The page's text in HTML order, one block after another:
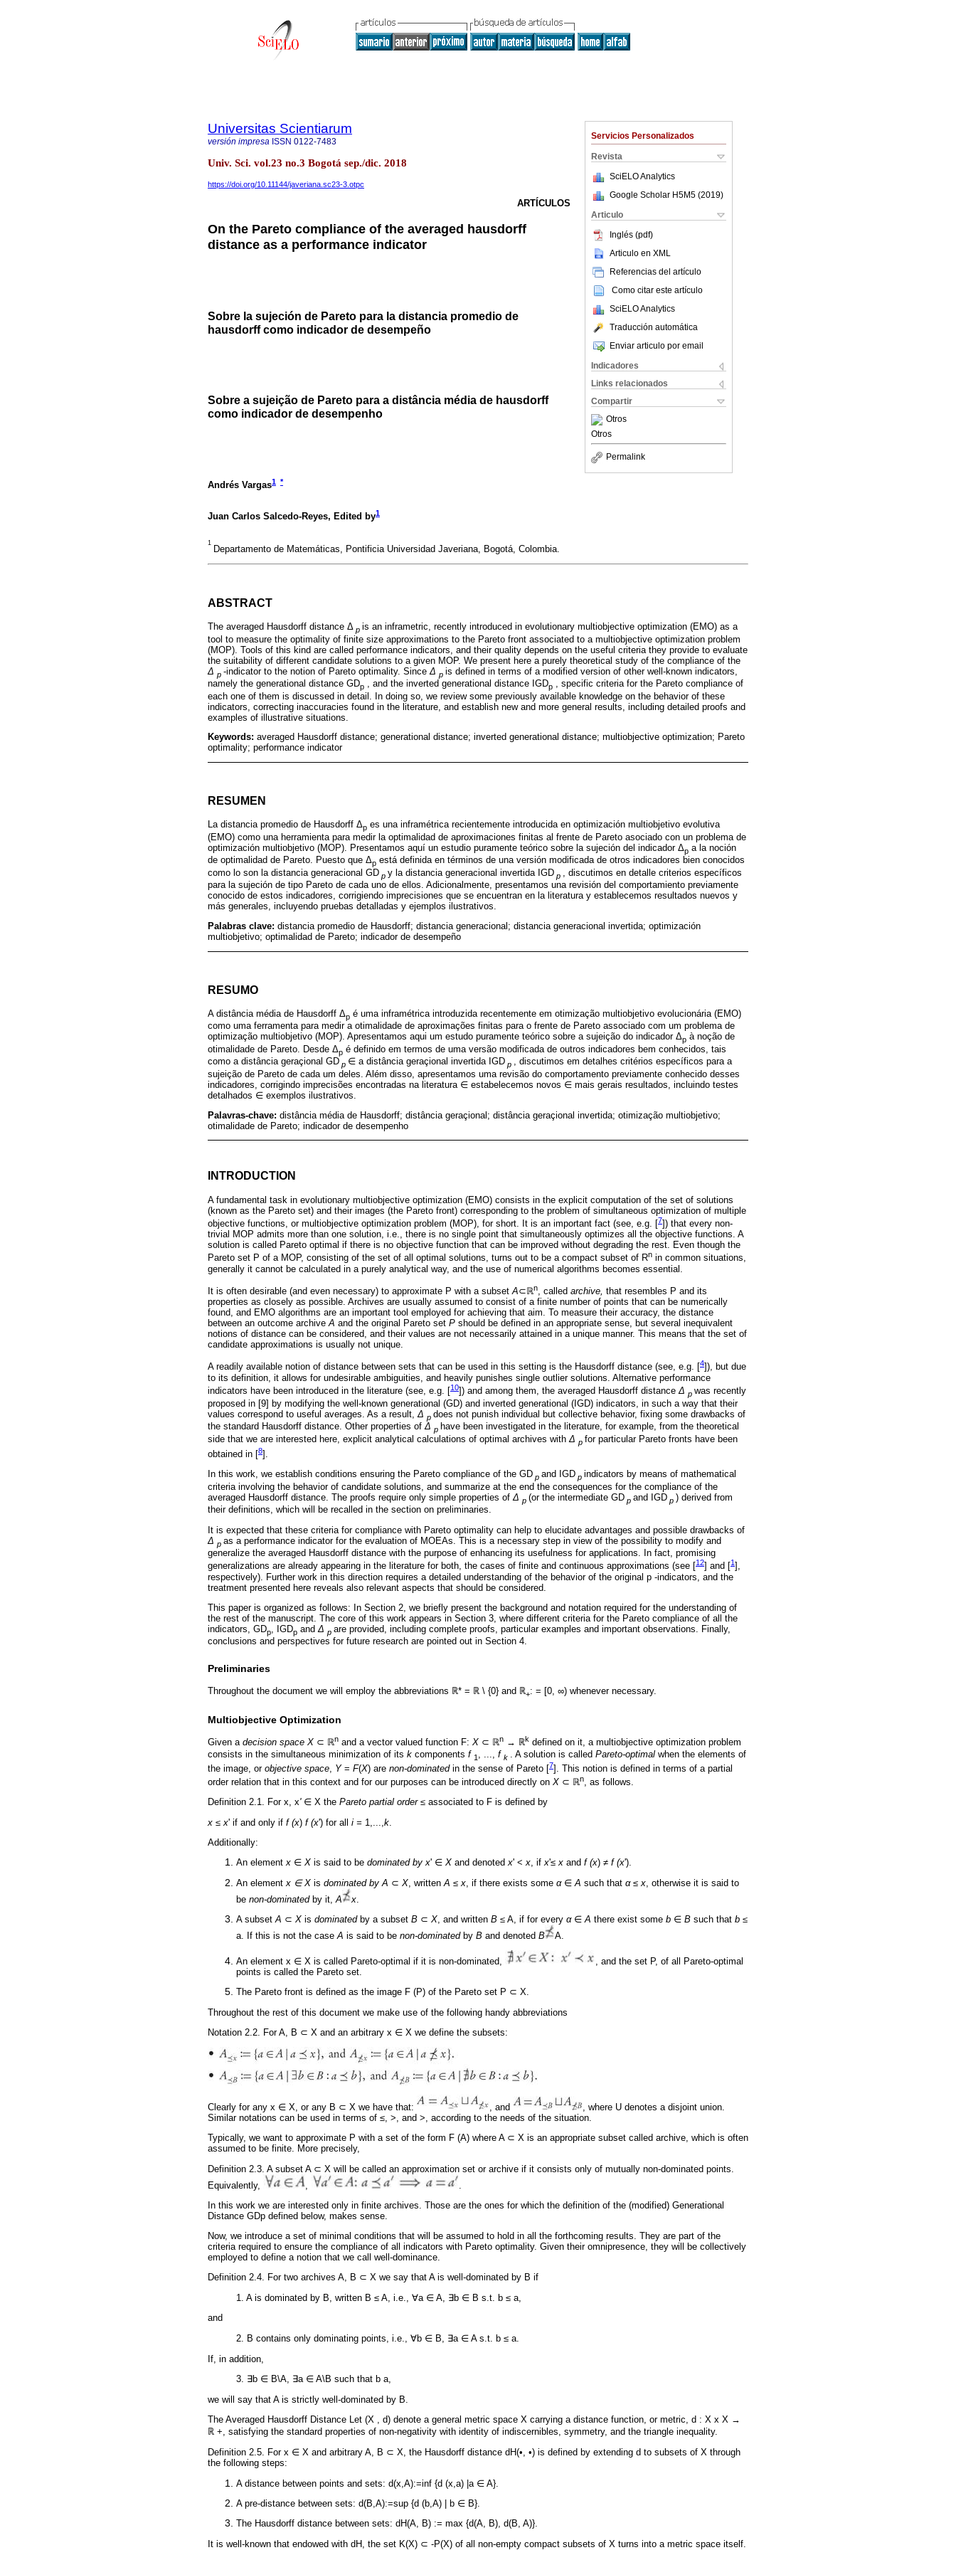
Servicios Personalizados
Revista
SciELO Analytics
Google Scholar H5M5 (2019)
Articulo
Inglés (pdf)
Articulo en XML
Referencias del artículo
Como citar este artículo
SciELO Analytics
Traducción automática
Enviar articulo por email
Indicadores
Links relacionados
Compartir
Otros
Otros
Permalink
Universitas Scientiarum
versión impresa ISSN 0122-7483
Univ. Sci. vol.23 no.3 Bogotá sep./dic. 2018
https://doi.org/10.11144/javeriana.sc23-3.otpc
ARTÍCULOS
On the Pareto compliance of the averaged hausdorff
distance as a performance indicator
Sobre la sujeción de Pareto para la distancia promedio de
hausdorff como indicador de desempeño
Sobre a sujeição de Pareto para a distância média de hausdorff
como indicador de desempenho
Andrés Vargas1 *
Juan Carlos Salcedo-Reyes, Edited by1
1
Departamento de Matemáticas, Pontificia Universidad Javeriana, Bogotá, Colombia.
ABSTRACT
The averaged Hausdorff distance Δ p is an inframetric, recently introduced in evolutionary multiobjective optimization (EMO) as a
tool to measure the optimality of finite size approximations to the Pareto front associated to a multiobjective optimization problem
(MOP). Tools of this kind are called performance indicators, and their quality depends on the useful criteria they provide to evaluate
the suitability of different candidate solutions to a given MOP. We present here a purely theoretical study of the compliance of the
Δ p -indicator to the notion of Pareto optimality. Since Δ p is defined in terms of a modified version of other well-known indicators,
namely the generational distance GDp , and the inverted generational distance IGDp , specific criteria for the Pareto compliance of
each one of them is discussed in detail. In doing so, we review some previously available knowledge on the behavior of these
indicators, correcting inaccuracies found in the literature, and establish new and more general results, including detailed proofs and
examples of illustrative situations.
Keywords: averaged Hausdorff distance; generational distance; inverted generational distance; multiobjective optimization; Pareto
optimality; performance indicator
RESUMEN
La distancia promedio de Hausdorff Δp es una inframétrica recientemente introducida en optimización multiobjetivo evolutiva
(EMO) como una herramienta para medir la optimalidad de aproximaciones finitas al frente de Pareto asociado con un problema de
optimización multiobjetivo (MOP). Presentamos aquí un estudio puramente teórico sobre la sujeción del indicador Δp a la noción
de optimalidad de Pareto. Puesto que Δp está definida en términos de una versión modificada de otros indicadores bien conocidos
como lo son la distancia generacional GD p y la distancia generacional invertida IGD p
, discutimos en detalle criterios específicos
para la sujeción de tipo Pareto de cada uno de ellos. Adicionalmente, presentamos una revisión del comportamiento previamente
conocido de estos indicadores, corrigiendo imprecisiones que se encuentran en la literatura y establecemos resultados nuevos y
más generales, incluyendo pruebas detalladas y ejemplos ilustrativos.
Palabras clave: distancia promedio de Hausdorff; distancia generacional; distancia generacional invertida; optimización
multiobjetivo; optimalidad de Pareto; indicador de desempeño
RESUMO
A distância média de Hausdorff Δp é uma inframétrica introduzida recentemente em otimização multiobjetivo evolucionária (EMO)
como uma ferramenta para medir a otimalidade de aproximações finitas para o frente de Pareto associado com um problema de
optimização multiobjetivo (MOP). Apresentamos aqui um estudo puramente teórico sobre a sujeição do indicador Δp à noção de
otimalidade de Pareto. Desde Δp é definido em termos de uma versão modificada de outros indicadores bem conhecidos, tais
como a distância geraçional GD p ∈ a distância geraçional invertida IGD p , discutimos em detalhes critérios específicos para a
sujeição de Pareto de cada um deles. Além disso, apresentamos uma revisão do comportamento previamente conhecido desses
indicadores, corrigindo imprecisões encontradas na literatura ∈ estabelecemos novos ∈ mais gerais resultados, incluindo testes
detalhados ∈ exemplos ilustrativos.
Palavras-chave: distância média de Hausdorff; distância geraçional; distância geraçional invertida; otimização multiobjetivo;
otimalidade de Pareto; indicador de desempenho
INTRODUCTION
A fundamental task in evolutionary multiobjective optimization (EMO) consists in the explicit computation of the set of solutions
(known as the Pareto set) and their images (the Pareto front) corresponding to the problem of simultaneous optimization of multiple
objective functions, or multiobjective optimization problem (MOP), for short. It is an important fact (see, e.g. [7]) that every non-
trivial MOP admits more than one solution, i.e., there is no single point that simultaneously optimizes all the objective functions. A
solution is called Pareto optimal if there is no objective function that can be improved without degrading the rest. Even though the
Pareto set P of a MOP, consisting of the set of all optimal solutions, turns out to be a compact subset of Rn in common situations,
generally it cannot be calculated in a purely analytical way, and the use of numerical algorithms becomes essential.
It is often desirable (and even necessary) to approximate P with a subsetA⊂ℝn, called archive, that resembles P and its
properties as closely as possible. Archives are usually assumed to consist of a finite number of points that can be numerically
found, and EMO algorithms are an important tool employed for achieving that aim. To measure their accuracy, the distance
between an outcome archiveA and the original Pareto set P should be defined in an appropriate sense, but several inequivalent
notions of distance can be considered, and their values are not necessarily attained in a unique manner. This means that the set of
candidate approximations is usually not unique.
A readily available notion of distance between sets that can be used in this setting is the Hausdorff distance (see, e.g. [4]), but due
to its definition, it allows for undesirable ambiguities, and heavily punishes single outlier solutions. Alternative performance
indicators have been introduced in the literature (see, e.g. [10]) and among them, the averaged Hausdorff distanceΔ p was recently
proposed in [9] by modifying the well-known generational (GD) and inverted generational (IGD) indicators, in such a way that their
values correspond to useful averages. As a result, Δ p does not punish individual but collective behavior, fixing some drawbacks of
the standard Hausdorff distance. Other properties ofΔ p have been investigated in the literature, for example, from the theoretical
side that we are interested here, explicit analytical calculations of optimal archives with Δ p for particular Pareto fronts have been
obtained in [8].
In this work, we establish conditions ensuring the Pareto compliance of the GD p and IGD p indicators by means of mathematical
criteria involving the behavior of candidate solutions, and summarize at the end the consequences for the compliance of the
averaged Hausdorff distance. The proofs require only simple properties of Δ p (or the intermediate GD p and IGD p ) derived from
their definitions, which will be recalled in the section on preliminaries.
It is expected that these criteria for compliance with Pareto optimality can help to elucidate advantages and possible drawbacks of
Δ p as a performance indicator for the evaluation of MOEAs. This is a necessary step in view of the possibility to modify and
generalize the averaged Hausdorff distance with the purpose of enhancing its usefulness for applications. In fact, promising
generalizations are already appearing in the literature for both, the cases of finite and continuous approximations (see [12] and [1],
respectively). Further work in this direction requires a detailed understanding of the behavior of the original p -indicators, and the
treatment presented here reveals also relevant aspects that should be considered.
This paper is organized as follows: In Section 2, we briefly present the background and notation required for the understanding of
the rest of the manuscript. The core of this work appears in Section 3, where different criteria for the Pareto compliance of all the
indicators, GDp , IGDp and Δ p are provided, including complete proofs, particular examples and important observations. Finally,
conclusions and perspectives for future research are pointed out in Section 4.
Preliminaries
Throughout the document we will employ the abbreviations ℝ* = ℝ \ {0} and ℝ+: = [0, ∞) whenever necessary.
Multiobjective Optimization
Given a decision space X ⊂ ℝn and a vector valued function F: X ⊂ ℝn → ℝk defined on it, a multiobjective optimization problem
consists in the simultaneous minimization of its k components f 1 f k . A solution is called Pareto-optimal when the elements of
the image, or objective space, Y = F(X) are non-dominatedin the sense of Pareto [ 7 ]. This notion is defined in terms of a partial
order relation that in this context and for our purposes can be introduced directly on X ⊂ ℝn, as follows.
Definition 2.1. For x, x'∈ X the Pareto partial order ≤ associated to F is defined by
x ≤ x' if and only if f (x) f (x') for all i = 1,..., k
Additionally:
An elementx ∈ X is said to be dominated by x' ∈ X and denotedx' <x, ifx'≤x and f (x) ≠ f (x').
An element x ∈ X is dominated by A ⊂ X , written A ≤ x , if there exists some α∈ A such that α≤ x , otherwise it is said to
be non-dominatedby it, A x
A subset A ⊂ X is dominatedby a subset B ⊂ X , and written B ≤ A, if for every α∈ A there exist some b ∈ B such that b ≤
a. If this is not the case A is said to be non-dominatedby B and denoted B A.
An element x ∈ X is called Pareto-optimal if it is non-dominated,
, and the set P, of all Pareto-optimal
points is called the Pareto set.
The Pareto front is defined as the image F (P) of the Pareto set P ⊂ X.
Throughout the rest of this document we make use of the following handy abbreviations
Notation 2.2. For A, B ⊂ X and an arbitrary x ∈ X we define the subsets:
Clearly for any x ∈ X, or any B ⊂ X we have that: , and
, where U denotes a disjoint union.
Similar notations can be used in terms of ≤, >, and >, according to the needs of the situation.
Typically, we want to approximate P with a set of the form F (A) where A ⊂ X is an appropriate subset called archive, which is often
assumed to be finite. More precisely,
Definition 2.3. A subset A ⊂ X will be called an approximation set or archive if it consists only of mutually non-dominated points.
Equivalently,
,
In this work we are interested only in finite archives. Those are the ones for which the definition of the (modified) Generational
Distance GDp defined below, makes sense.
Now, we introduce a set of minimal conditions that will be assumed to hold in all the forthcoming results. They are part of the
criteria required to ensure the compliance of all indicators with Pareto optimality. Given their omnipresence, they will be collectively
employed to define a notion that we call well-dominance.
Definition 2.4. For two archives A, B ⊂ X we say that A is well-dominated by B if
1. A is dominated by B, written B ≤ A, i.e., ∀a ∈ A, ∃b ∈ B s.t. b ≤ a,
and
2. B contains only dominating points, i.e., ∀b ∈ B, ∃a ∈ A s.t. b ≤ a.
If, in addition,
3. ∃b ∈ B\A, ∃a ∈ A\B such that b a,
we will say that A is strictly well-dominated by B.
The Averaged Hausdorff Distance Let (X , d) denote a general metric space X carrying a distance function, or metric, d : X x X →
ℝ +, satisfying the standard properties of non-negativity with identity of indiscernibles, symmetry, and the triangle inequality.
Definition 2.5. For x ∈ X and arbitrary A, B ⊂ X, the Hausdorff distance dH(•, •) is defined by extending d to subsets of X through
the following steps:
A distance between points and sets: d(x,A):=inf {d (x,a) |a ∈ A}.
A pre-distance between sets: d(B,A):=sup {d (b,A) | b ∈ B}.
The Hausdorff distance between sets: dH(A, B) := max {d(A, B), d(B, A)}.
It is well-known that endowed with dH, the set K(X) ⊂ -P(X) of all non-empty compact subsets of X turns into a metric space itself.